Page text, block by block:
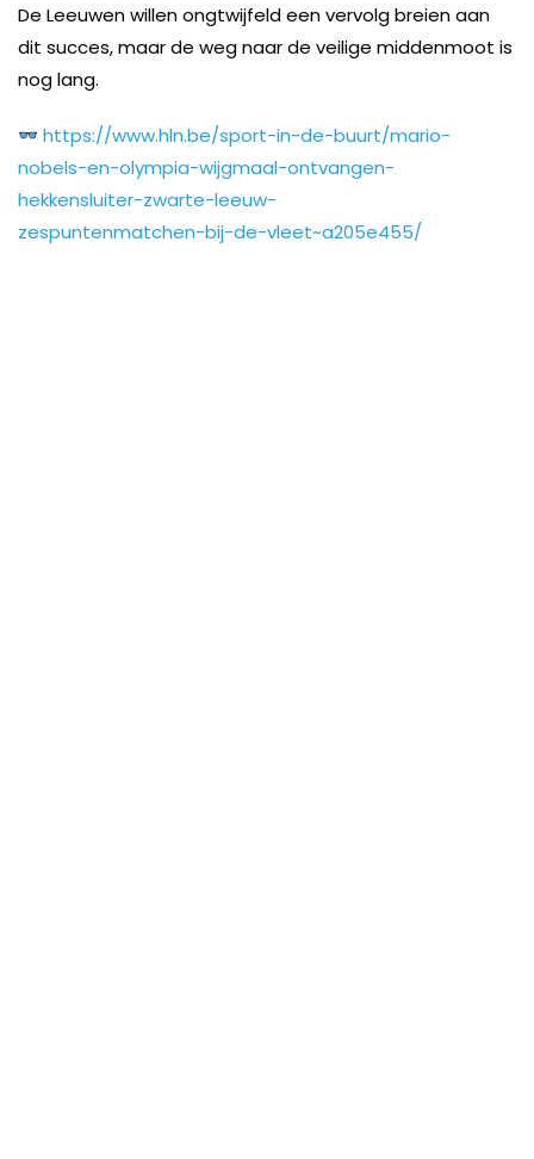
De Leeuwen willen ongtwijfeld een vervolg breien aan
dit succes, maar de weg naar de veilige middenmoot is
nog lang.
https://www.hln.be/sport-in-de-buurt/mario-
nobels-en-olympia-wijgmaal-ontvangen-
hekkensluiter-zwarte-leeuw-
zespuntenmatchen-bij-de-vleet~a205e455/